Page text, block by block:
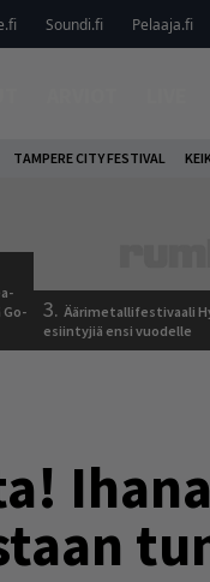
Soundi.fi Pelaaja.fi
TAMPERE CITY FESTIVAL
3. Äärimetallifestivaali
esiintyjiä ensi vuodelle